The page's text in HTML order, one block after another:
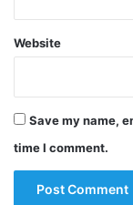
Website
Save my name,
time I comment.